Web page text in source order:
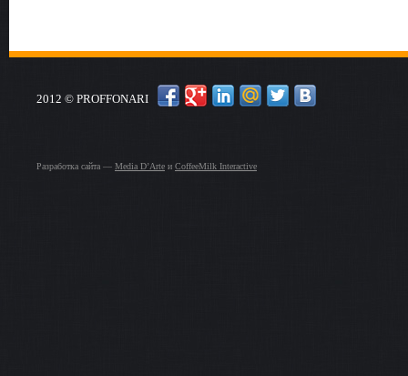
2012 © PROFFONARI
Разработка сайта — Media D’Arte и CoffeeMilk Interactive